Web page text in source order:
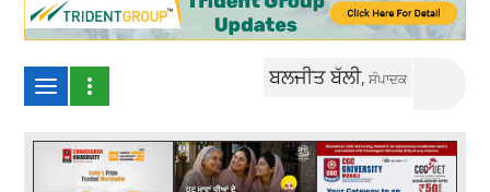
ਬਲਜੀਤ ਬੱਲੀ,ਸੰਪਾਦਕ